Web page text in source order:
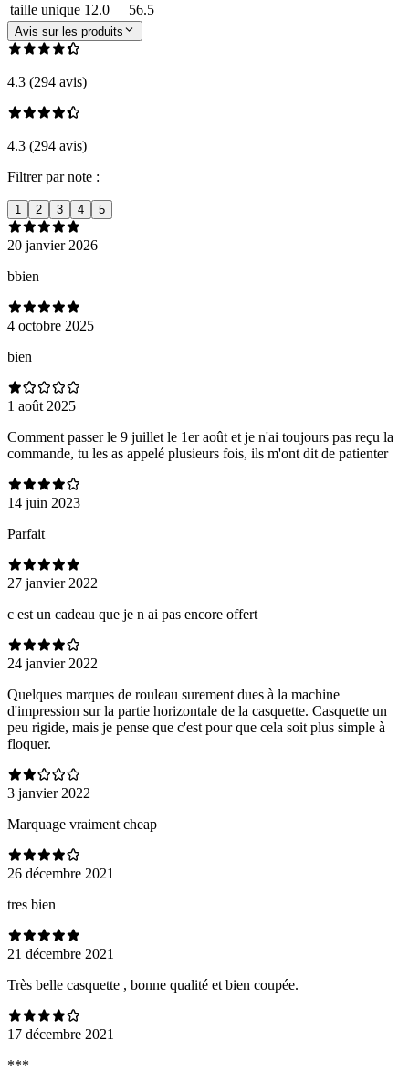
taille unique 12.0 56.5
Avis sur les produits
4.3 (294 avis)
4.3 (294 avis)
Filtrer par note :
1 2 3 4 5
20 janvier 2026
bbien
4 octobre 2025
bien
1 août 2025
Comment passer le 9 juillet le 1er août et je n'ai toujours pas reçu la
commande, tu les as appelé plusieurs fois, ils m'ont dit de patienter
14 juin 2023
Parfait
27 janvier 2022
c est un cadeau que je n ai pas encore offert
24 janvier 2022
Quelques marques de rouleau surement dues à la machine
d'impression sur la partie horizontale de la casquette. Casquette un
peu rigide, mais je pense que c'est pour que cela soit plus simple à
floquer.
3 janvier 2022
Marquage vraiment cheap
26 décembre 2021
tres bien
21 décembre 2021
Très belle casquette , bonne qualité et bien coupée.
17 décembre 2021
***